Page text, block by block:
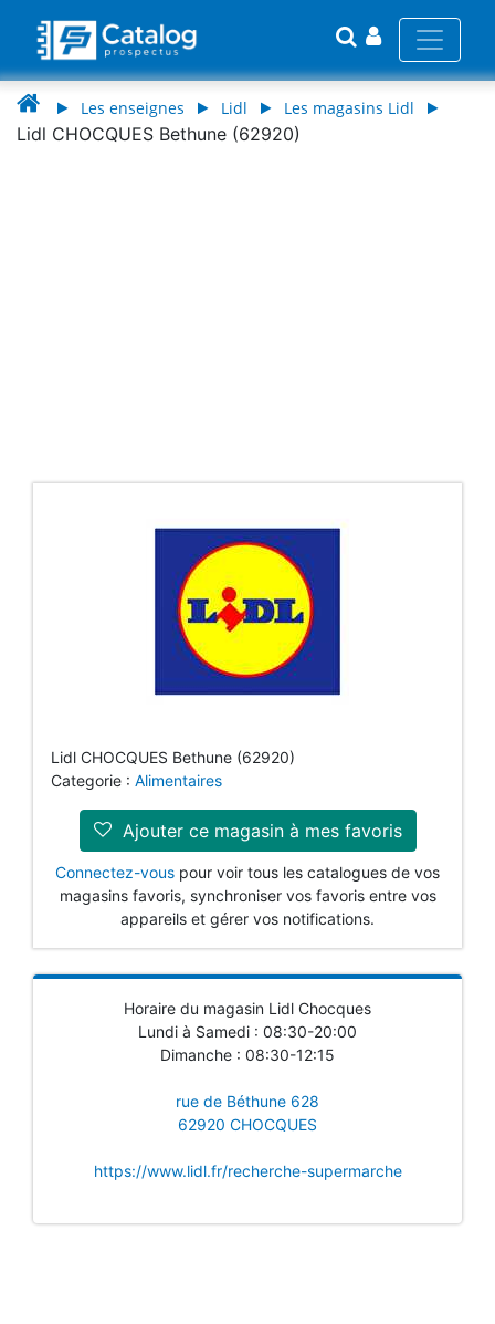
Les enseignes Lidl Les magasins Lidl
Lidl CHOCQUES Bethune (62920)
Lidl CHOCQUES Bethune (62920)
Categorie : Alimentaires
Ajouter ce magasin à mes favoris
Connectez-vous pour voir tous les catalogues de vos
magasins favoris, synchroniser vos favoris entre vos
appareils et gérer vos notifications.
Horaire du magasin Lidl Chocques
Lundi à Samedi : 08:30-20:00
Dimanche : 08:30-12:15
rue de Béthune 628
62920 CHOCQUES
https://www.lidl.fr/recherche-supermarche